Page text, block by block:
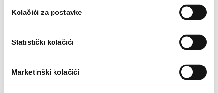
Kolačići za postavke
Statistički kolačići
Marketinški kolačići
subfebrilna temperatura,
propadanje organizma i gubitak težine, znojenje, suh i
Pretrage: rendgenogram prsnog koša, kožna reakcija na
Tumor gušterače ili žučnih putova